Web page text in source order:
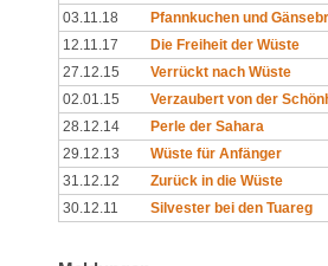
03.11.18
Pfannkuchen und
12.11.17
Die Freiheit der Wüste
27.12.15
Verrückt nach Wüste
02.01.15
Verzaubert von der
28.12.14
Perle der Sahara
29.12.13
Wüste für Anfänger
31.12.12
Zurück in die Wüste
30.12.11
Silvester bei den Tuareg